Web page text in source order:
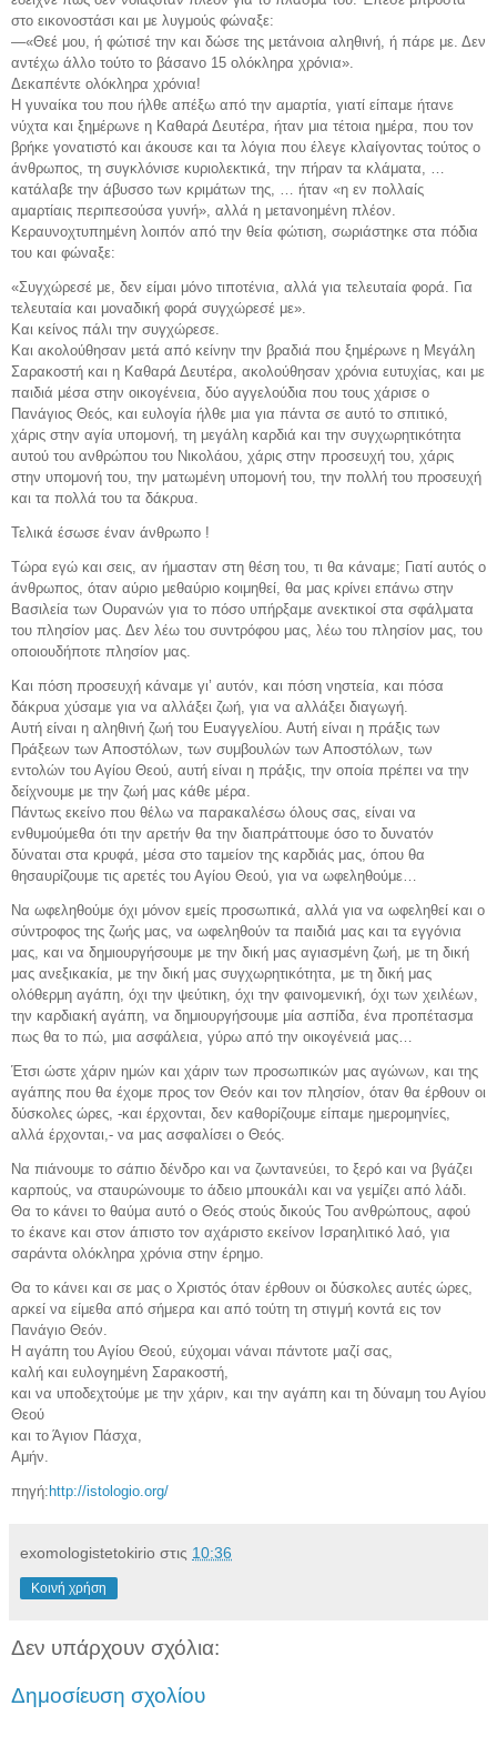
στο εικονοστάσι και με λυγμούς φώναξε:
—«Θεέ μου, ή φώτισέ την και δώσε της μετάνοια αληθινή, ή πάρε με. Δεν
αντέχω άλλο τούτο το βάσανο 15 ολόκληρα χρόνια».
Δεκαπέντε ολόκληρα χρόνια!
Η γυναίκα του που ήλθε απέξω από την αμαρτία, γιατί είπαμε ήτανε
νύχτα και ξημέρωνε η Καθαρά Δευτέρα, ήταν μια τέτοια ημέρα, που τον
βρήκε γονατιστό και άκουσε και τα λόγια που έλεγε κλαίγοντας τούτος ο
άνθρωπος, τη συγκλόνισε κυριολεκτικά, την πήραν τα κλάματα, …
κατάλαβε την άβυσσο των κριμάτων της, … ήταν «η εν πολλαίς
αμαρτίαις περιπεσούσα γυνή», αλλά η μετανοημένη πλέον.
Κεραυνοχτυπημένη λοιπόν από την θεία φώτιση, σωριάστηκε στα πόδια
του και φώναξε:
«Συγχώρεσέ με, δεν είμαι μόνο τιποτένια, αλλά για τελευταία φορά. Για
τελευταία και μοναδική φορά συγχώρεσέ με».
Και κείνος πάλι την συγχώρεσε.
Και ακολούθησαν μετά από κείνην την βραδιά που ξημέρωνε η Μεγάλη
Σαρακοστή και η Καθαρά Δευτέρα, ακολούθησαν χρόνια ευτυχίας, και με
παιδιά μέσα στην οικογένεια, δύο αγγελούδια που τους χάρισε ο
Πανάγιος Θεός, και ευλογία ήλθε μια για πάντα σε αυτό το σπιτικό,
χάρις στην αγία υπομονή, τη μεγάλη καρδιά και την συγχωρητικότητα
αυτού του ανθρώπου του Νικολάου, χάρις στην προσευχή του, χάρις
στην υπομονή του, την ματωμένη υπομονή του, την πολλή του προσευχή
και τα πολλά του τα δάκρυα.
Τελικά έσωσε έναν άνθρωπο !
Τώρα εγώ και σεις, αν ήμασταν στη θέση του, τι θα κάναμε; Γιατί αυτός ο
άνθρωπος, όταν αύριο μεθαύριο κοιμηθεί, θα μας κρίνει επάνω στην
Βασιλεία των Ουρανών για το πόσο υπήρξαμε ανεκτικοί στα σφάλματα
του πλησίον μας. Δεν λέω του συντρόφου μας, λέω του πλησίον μας, του
οποιουδήποτε πλησίον μας.
Και πόση προσευχή κάναμε γι’ αυτόν, και πόση νηστεία, και πόσα
δάκρυα χύσαμε για να αλλάξει ζωή, για να αλλάξει διαγωγή.
Αυτή είναι η αληθινή ζωή του Ευαγγελίου. Αυτή είναι η πράξις των
Πράξεων των Αποστόλων, των συμβουλών των Αποστόλων, των
εντολών του Αγίου Θεού, αυτή είναι η πράξις, την οποία πρέπει να την
δείχνουμε με την ζωή μας κάθε μέρα.
Πάντως εκείνο που θέλω να παρακαλέσω όλους σας, είναι να
ενθυμούμεθα ότι την αρετήν θα την διαπράττουμε όσο το δυνατόν
δύναται στα κρυφά, μέσα στο ταμείον της καρδιάς μας, όπου θα
θησαυρίζουμε τις αρετές του Αγίου Θεού, για να ωφεληθούμε…
Να ωφεληθούμε όχι μόνον εμείς προσωπικά, αλλά για να ωφεληθεί και ο
σύντροφος της ζωής μας, να ωφεληθούν τα παιδιά μας και τα εγγόνια
μας, και να δημιουργήσουμε με την δική μας αγιασμένη ζωή, με τη δική
μας ανεξικακία, με την δική μας συγχωρητικότητα, με τη δική μας
ολόθερμη αγάπη, όχι την ψεύτικη, όχι την φαινομενική, όχι των χειλέων,
την καρδιακή αγάπη, να δημιουργήσουμε μία ασπίδα, ένα προπέτασμα
πως θα το πώ, μια ασφάλεια, γύρω από την οικογένειά μας…
Έτσι ώστε χάριν ημών και χάριν των προσωπικών μας αγώνων, και της
αγάπης που θα έχομε προς τον Θεόν και τον πλησίον, όταν θα έρθουν οι
δύσκολες ώρες, -και έρχονται, δεν καθορίζουμε είπαμε ημερομηνίες,
αλλά έρχονται,- να μας ασφαλίσει ο Θεός.
Να πιάνουμε το σάπιο δένδρο και να ζωντανεύει, το ξερό και να βγάζει
καρπούς, να σταυρώνουμε το άδειο μπουκάλι και να γεμίζει από λάδι.
Θα το κάνει το θαύμα αυτό ο Θεός στούς δικούς Του ανθρώπους, αφού
το έκανε και στον άπιστο τον αχάριστο εκείνον Ισραηλιτικό λαό, για
σαράντα ολόκληρα χρόνια στην έρημο.
Θα το κάνει και σε μας ο Χριστός όταν έρθουν οι δύσκολες αυτές ώρες,
αρκεί να είμεθα από σήμερα και από τούτη τη στιγμή κοντά εις τον
Πανάγιο Θεόν.
Η αγάπη του Αγίου Θεού, εύχομαι νάναι πάντοτε μαζί σας,
καλή και ευλογημένη Σαρακοστή,
και να υποδεχτούμε με την χάριν, και την αγάπη και τη δύναμη του Αγίου
Θεού
και το Άγιον Πάσχα,
Αμήν.
πηγή: http://istologio.org/
exomologistetokirio στις 10:36
Κοινή χρήση
Δεν υπάρχουν σχόλια:
Δημοσίευση σχολίου